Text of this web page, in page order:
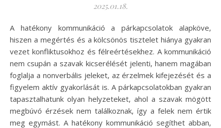
2025.01.18.
A hatékony kommunikáció a párkapcsolatok alapköve,
hiszen a megértés és a kölcsönös tisztelet hiánya gyakran
vezet konfliktusokhoz és félreértésekhez. A kommunikáció
nem csupán a szavak kicserélését jelenti, hanem magában
foglalja a nonverbális jeleket, az érzelmek kifejezését és a
figyelem aktív gyakorlását is. A párkapcsolatokban gyakran
tapasztalhatunk olyan helyzeteket, ahol a szavak mögött
megbúvó érzések nem találkoznak, így a felek nem értik
meg egymást. A hatékony kommunikáció segíthet abban,